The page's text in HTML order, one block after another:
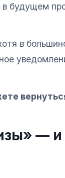
в будущем
в
—